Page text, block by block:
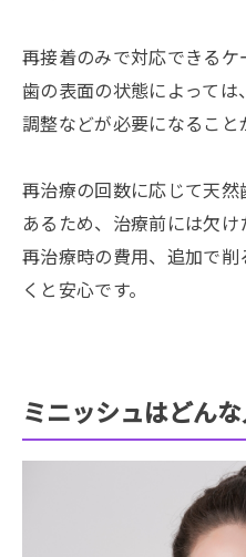
再接着のみで対応できる
歯の表面の状態によって
調整などが必要になること
再治療の回数に応じて天
あるため、治療前には欠け
再治療時の費用、追加で
くと安心です。
ミニッシュはどん